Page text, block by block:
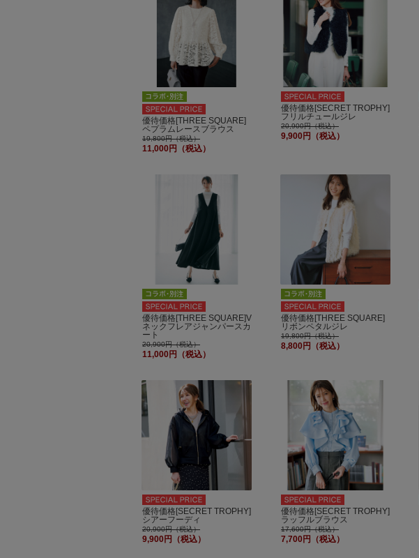
優待価格[THREE SQUARE]
ペプラムレースブラウス
19,800円（税込）
11,000円（税込）
優待価格[SECRET TROPHY]
フリルチュールジレ
20,900円（税込）
9,900円（税込）
優待価格[THREE SQUARE]V
ネックフレアジャンパースカ
ート
20,900円（税込）
11,000円（税込）
優待価格[THREE SQUARE]
リボンペタルジレ
19,800円（税込）
8,800円（税込）
優待価格[SECRET TROPHY]
シアーフーディ
20,900円（税込）
9,900円（税込）
優待価格[SECRET TROPHY]
ラッフルブラウス
17,600円（税込）
7,700円（税込）